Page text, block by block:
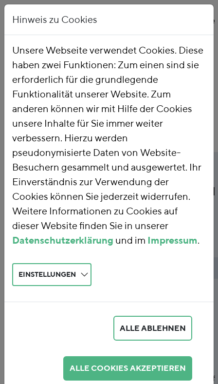
Startseite Publikationen
Titel
Das
Aufkommenspotential
der deutschen Pkw-
Maut
Publikationsart
werden die tatsächlichen Netto-
angenommen - etwaige
Mehreinnahmen aus dem Verkauf
Hinweis zu Cookies
Unsere Webseite verwendet Cookies. Diese
haben zwei Funktionen: Zum einen sind sie
erforderlich für die grundlegende
Funktionalität unserer Website. Zum
anderen können wir mit Hilfe der Cookies
unsere Inhalte für Sie immer weiter
verbessern. Hierzu werden
pseudonymisierte Daten von Website-
Besuchern gesammelt und ausgewertet. Ihr
Einverständnis zur Verwendung der
Cookies können Sie jederzeit widerrufen.
Weitere Informationen zu Cookies auf
dieser Website finden Sie in unserer
Datenschutzerklärung und im Impressum.
EINSTELLUNGEN
ALLE ABLEHNEN
ALLE COOKIES AKZEPTIEREN